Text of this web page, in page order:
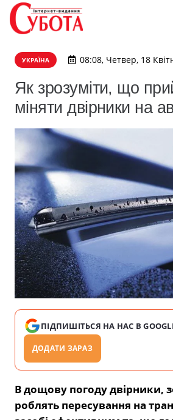
УКРАЇНА 08:08, Четвер, 18
Як зрозуміти, що
міняти двірники на
ПІДПИШІТЬСЯ НА НАС В
ДОДАТИ ЗАРАЗ
В дощову погоду двірники,
роблять пересування на